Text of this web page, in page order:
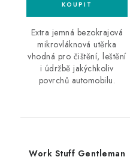
Extra jemná bezokrajová
mikrovláknová utěrka
vhodná pro čištění, leštění
i údržbě jakýchkoliv
povrchů automobilu.
Work Stuff Gentleman